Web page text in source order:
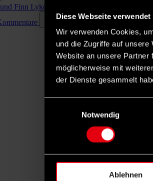
Diese Webseite
Wir verwenden Cookies,
und die Zugriffe auf
Website an unsere Partner
möglicherweise mit
der Dienste gesammelt
Notwendig
Ablehnen
Finn Lyko